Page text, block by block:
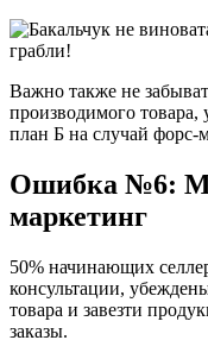
Важно также не
производимого
план Б на случай форс-
Ошибка №6:
маркетинг
50% начинающих
консультации,
товара и завезти
заказы.